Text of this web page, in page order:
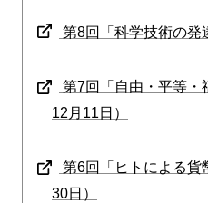
第8回「科学技術の発
第7回「自由・平等・
12月11日）
第6回「ヒトによる貨
30日）